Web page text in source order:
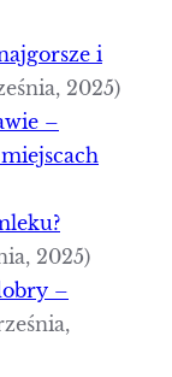
i
2025)
–
2025)
–